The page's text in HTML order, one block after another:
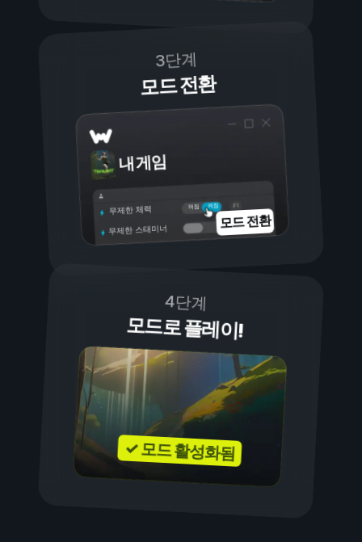
3단계
모드 전환
내 게임
켜짐
꺼짐
무제한 체력
무제한 스태미너 모드 전환
4단계
모드로 플레이!
✓ 모드 활성화됨